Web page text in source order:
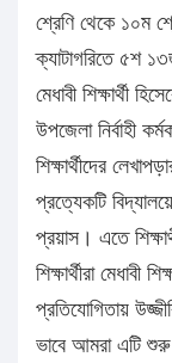
শ্রেণি থেকে ১০ম
ক্যাটাগরিতে ৫শ
মেধাবী শিক্ষার্থী
উপজেলা নির্বাহী
শিক্ষার্থীদের
প্রত্যেকটি
প্রয়াস। এতে
শিক্ষার্থীরা মেধাবী
প্রতিযোগিতায়
ভাবে আমরা এটি